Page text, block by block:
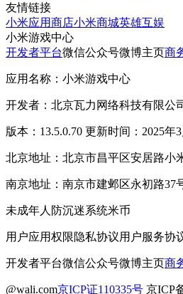
友情链接
小米应用商店小米商城英雄互娱
小米游戏中心
开发者平台微信公众号微博主页商
应用名称：小米游戏中心
开发者：北京瓦力网络科技有限公
版本：13.5.0.70 更新时间：2025年3
北京地址：北京市昌平区安居路小
南京地址：南京市建邺区永初路37
未成年人防沉迷系统米币
用户应用权限隐私协议用户服务协
开发者平台微信公众号微博主页商
@wali.com京ICP证110335号 京ICP